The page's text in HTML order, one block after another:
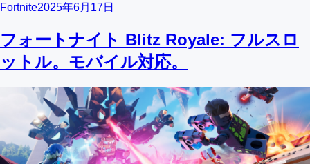
Fortnite2025年6月17日
フォートナイト Blitz Royale: フルスロ
ットル。モバイル対応。